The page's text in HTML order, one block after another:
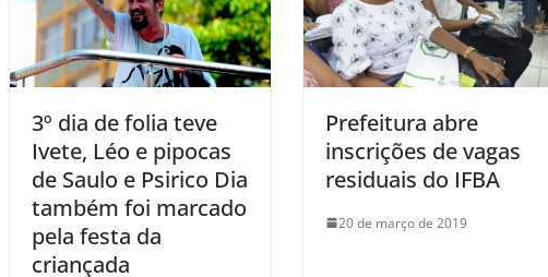
3º dia de folia teve
Ivete, Léo e pipocas
de Saulo e Psirico Dia
também foi marcado
pela festa da
criançada
Prefeitura abre
inscrições de vagas
residuais do IFBA
20 de março de 2019